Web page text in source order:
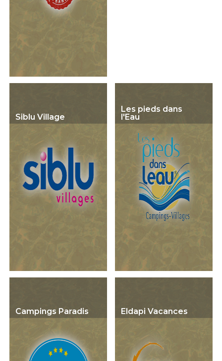
Siblu Village
Les pieds dans
l'Eau
Campings Paradis Eldapi Vacances